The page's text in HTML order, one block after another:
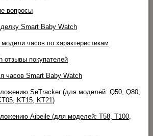
вопросы
Smart Baby Watch
часов по характеристикам
отзывы покупателей
часов Smart Baby Watch
SeTracker (для моделей: Q50, Q80,
KT15, KT21)
Aibeile (для моделей: T58, T100,